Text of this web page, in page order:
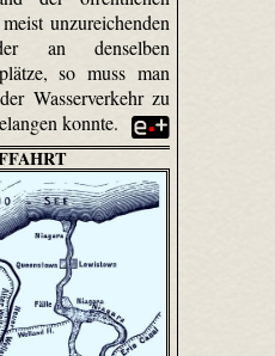
unzureichenden
an denselben
so muss man
Wasserverkehr zu
konnte.